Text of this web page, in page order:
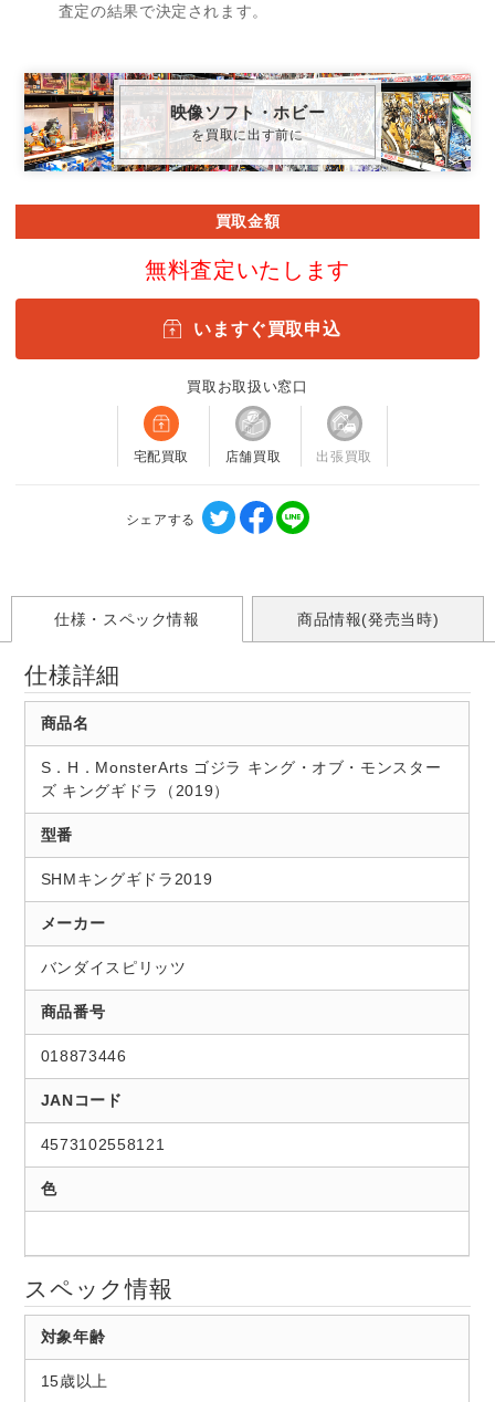
査定の結果で決定されます。
映像ソフト・ホビー
を買取に出す前に
買取金額
無料査定いたします
いますぐ買取申込
買取お取扱い窓口
宅配買取 店舗買取 出張買取
シェアする
仕様・スペック情報 商品情報(発売当時)
仕様詳細
商品名
S．H．MonsterArts ゴジラ キング・オブ・モンスター
ズ キングギドラ（2019）
型番
SHMキングギドラ2019
メーカー
バンダイスピリッツ
商品番号
018873446
JANコード
4573102558121
色
スペック情報
対象年齢
15歳以上